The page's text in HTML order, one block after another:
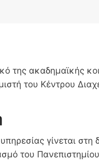
της ακαδημαϊκής
του Κέντρου
γίνεται στη
του